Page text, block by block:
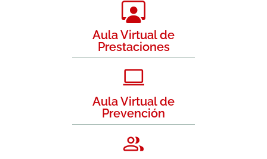
Aula Virtual de
Prestaciones
Aula Virtual de
Prevención